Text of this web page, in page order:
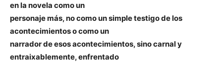
en la novela como un
personaje más, no como un simple testigo de los
acontecimientos o como un
narrador de esos acontecimientos, sino carnal y
entraixablemente, enfrentado